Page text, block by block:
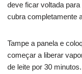
deve ficar voltada
cubra completamente
Tampe a panela e
começar a liberar
de leite por 30